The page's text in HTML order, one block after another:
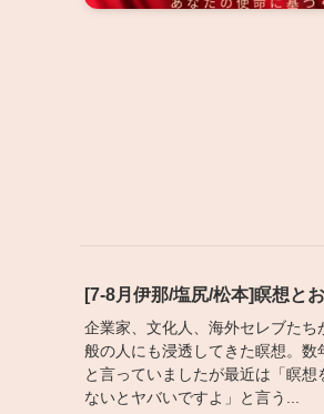
[7-8月伊那/塩尻/松本]瞑想と
企業家、文化人、海外セレブた
般の人にも浸透してきた瞑想。数
と言っていましたが最近は「瞑
ないとヤバいですよ」と言う...